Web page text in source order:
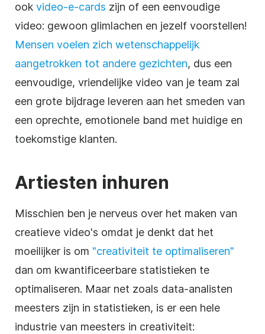
ook video-e-cards zijn of een eenvoudige
video: gewoon glimlachen en jezelf voorstellen!
Mensen voelen zich wetenschappelijk
aangetrokken tot andere gezichten, dus een
eenvoudige, vriendelijke video van je team zal
een grote bijdrage leveren aan het smeden van
een oprechte, emotionele band met huidige en
toekomstige klanten.
Artiesten inhuren
Misschien ben je nerveus over het maken van
creatieve video's omdat je denkt dat het
moeilijker is om "creativiteit te optimaliseren"
dan om kwantificeerbare statistieken te
optimaliseren. Maar net zoals data-analisten
meesters zijn in statistieken, is er een hele
industrie van meesters in creativiteit: